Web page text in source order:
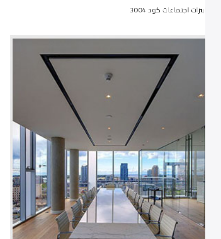
ترابيزات اجتماعات كود 3004